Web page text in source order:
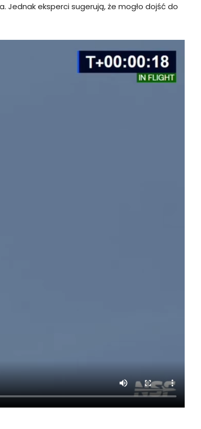
Jednak eksperci sugerują, że mogło dojść do